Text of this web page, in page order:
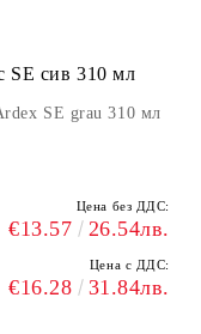
SE сив 310 мл
SE grau 310 мл
Цена без ДДС:
€13.57 26.54лв.
Цена с ДДС:
€16.28 31.84лв.